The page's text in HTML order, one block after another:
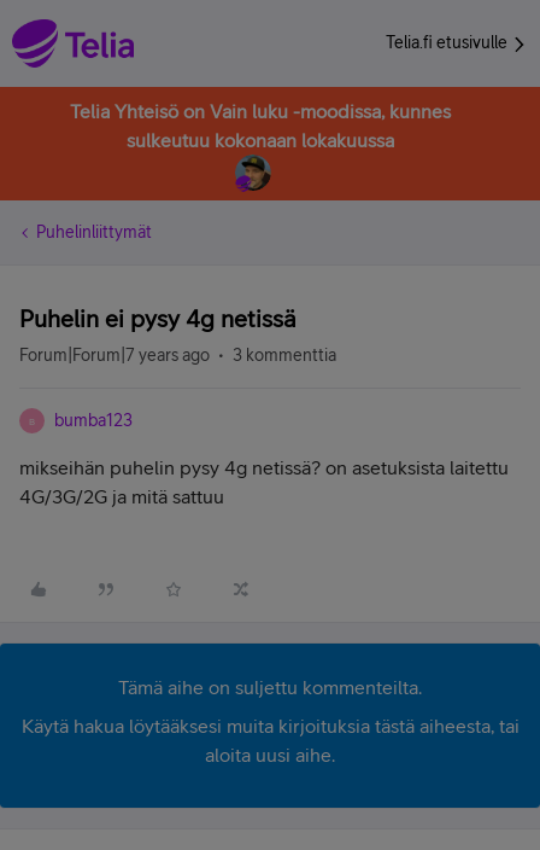
Telia.fi etusivulle
Telia Yhteisö on Vain luku -moodissa, kunnes
sulkeutuu kokonaan lokakuussa
Puhelinliittymät
Puhelin ei pysy 4g netissä
Forum|Forum|7 years ago 3 kommenttia
B bumba123
mikseihän puhelin pysy 4g netissä? on asetuksista laitettu
4G/3G/2G ja mitä sattuu
Tämä aihe on suljettu kommenteilta.
Käytä hakua löytääksesi muita kirjoituksia tästä aiheesta, tai
aloita uusi aihe.